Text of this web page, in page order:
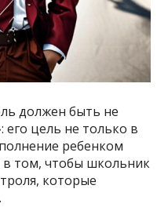
должен быть не
цель не только в
ребенком
в том, чтобы школьник
которые